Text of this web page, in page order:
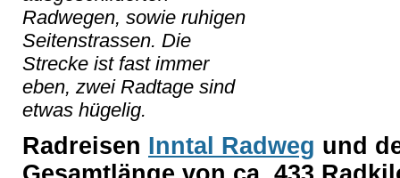
Radwegen, sowie ruhigen
Seitenstrassen. Die
Strecke ist fast immer
eben, zwei Radtage sind
etwas hügelig.
Radreisen Inntal Radweg und